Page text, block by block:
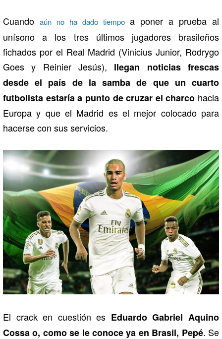
Cuando aún no ha dado tiempoa poner a prueba al
unísono a los tres últimos jugadores brasileños
fichados por el Real Madrid (Vinicius Junior, Rodrygo
Goes y Reinier Jesús), llegan noticias frescas
desde el país de la samba de que un cuarto
futbolista estaría a punto de cruzar el charco hacia
Europa y que el Madrid es el mejor colocado para
hacerse con sus servicios.
El crack en cuestión es Eduardo Gabriel Aquino
Cossa o, como se le conoce ya en Brasil, Pepé. Se